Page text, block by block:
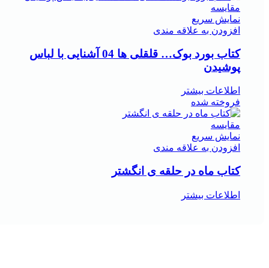
مقايسه
نمایش سریع
افزودن به علاقه مندی
کتاب بورد بوک… قلقلی ها 04 آشنایی با لباس
پوشیدن
اطلاعات بیشتر
فروخته شده
مقايسه
نمایش سریع
افزودن به علاقه مندی
کتاب ماه در حلقه ی انگشتر
اطلاعات بیشتر